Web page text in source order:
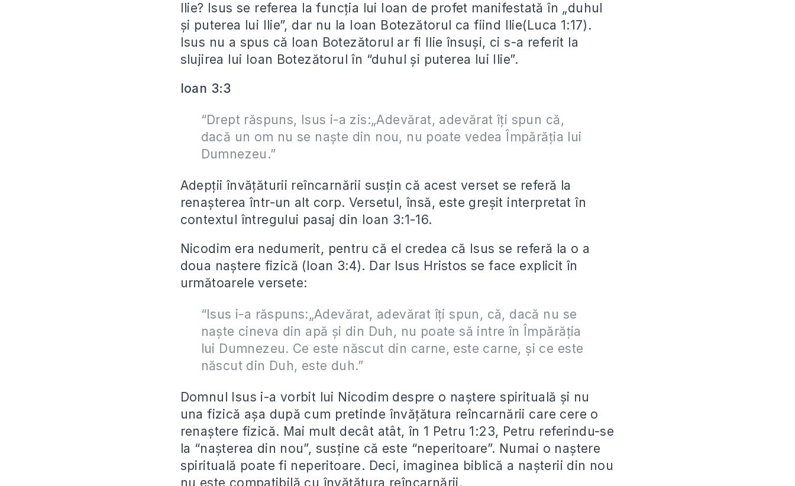
Ilie? Isus se referea la funcția lui Ioan de profet manifestată în „duhul
și puterea lui Ilie”, dar nu la Ioan Botezătorul ca fiind Ilie(Luca 1:17).
Isus nu a spus că Ioan Botezătorul ar fi Ilie însuși, ci s-a referit la
slujirea lui Ioan Botezătorul în “duhul și puterea lui Ilie”.
Ioan 3:3
“Drept răspuns, Isus i-a zis:„Adevărat, adevărat îţi spun că,
dacă un om nu se naşte din nou, nu poate vedea Împărăţia lui
Dumnezeu.”
Adepții învățăturii reîncarnării susțin că acest verset se referă la
renașterea într-un alt corp. Versetul, însă, este greșit interpretat în
contextul întregului pasaj din Ioan 3:1-16.
Nicodim era nedumerit, pentru că el credea că Isus se referă la o a
doua naștere fizică (Ioan 3:4). Dar Isus Hristos se face explicit în
următoarele versete:
“Isus i-a răspuns:„Adevărat, adevărat îţi spun, că, dacă nu se
naşte cineva din apă şi din Duh, nu poate să intre în Împărăţia
lui Dumnezeu. Ce este născut din carne, este carne, şi ce este
născut din Duh, este duh.”
Domnul Isus i-a vorbit lui Nicodim despre o naștere spirituală și nu
una fizică așa după cum pretinde învățătura reîncarnării care cere o
renaștere fizică. Mai mult decât atât, în 1 Petru 1:23, Petru referindu-se
la “nașterea din nou”, susține că este “neperitoare”. Numai o naștere
spirituală poate fi neperitoare. Deci, imaginea biblică a nașterii din nou
nu este compatibilă cu învățătura reîncarnării.